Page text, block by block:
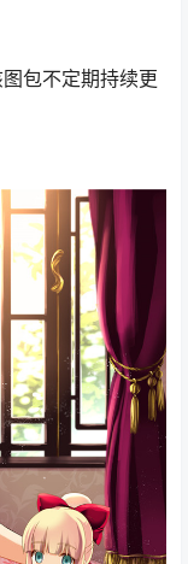
包不定期持续更